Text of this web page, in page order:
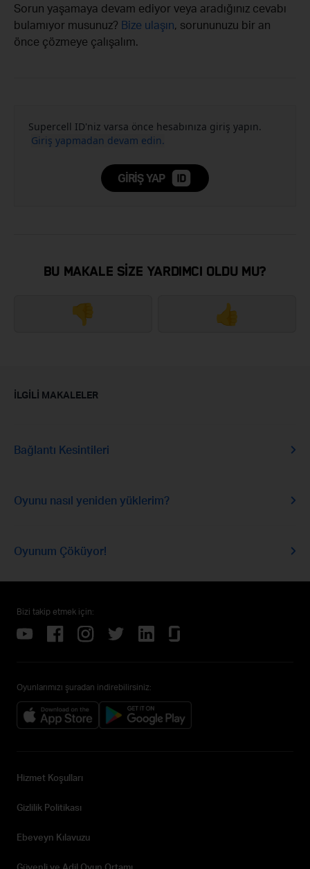
Sorun yaşamaya devam ediyor veya aradığınız cevabı
bulamıyor musunuz? Bize ulaşın, sorununuzu bir an
önce çözmeye çalışalım.
Supercell ID'niz varsa önce hesabınıza giriş yapın.
Giriş yapmadan devam edin.
GIRIŞ YAP
BU MAKALE SIZE YARDIMCI OLDU MU?
👎 👍
İLGILI MAKALELER
Bağlantı Kesintileri
Oyunu nasıl yeniden yüklerim?
Oyunum Çöküyor!
Bizi takip etmek için:
Oyunlarımızı şuradan indirebilirsiniz:
Hizmet Koşulları
Gizlilik Politikası
Ebeveyn Kılavuzu